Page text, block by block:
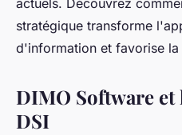
actuels. Découvrez
stratégique transforme
d'information et favorise
DIMO Software
DSI